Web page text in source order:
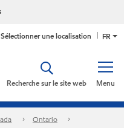
FR
Sélectionner une localisation
Menu
Recherche sur le site web
Ontario